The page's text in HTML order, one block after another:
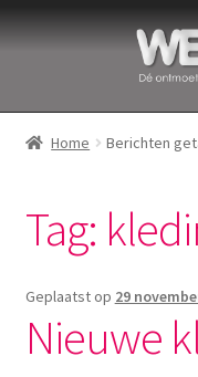
Ga
Ga
Home
Intiemverzorging
Menstruatiedisks
Menstruatiecups
Home Berichten
Tag:
Geplaatst op 29
Nieuwe